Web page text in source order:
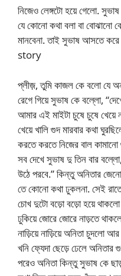
নিজেও লেঙ্গটো হয়ে গেলো.
যে কোনো কথা বলা বা বোঝানো
মানবেনা. তাই সুভাষ আসতে
story
প্লীজ়, তুমি কাজল কে বলো যে
রেগে গিয়ে সুভাষ কে বল্লো,
আমার এই মাইটা চুষে চুষে খেয়ে
খেয়ে খালি গুদ মারবার কথা
করতে করতে নিজের বাল
সব দেখে সুভাষ দু তিন বার
উঠে পরবে.” কিন্তু অনিতার
তে কোনো কথা ঢুকলনা. সেই
চোখ দুটো বড়ো বড়ো হয়ে
ঢুকিয়ে জোরে জোরে নাড়তে
নাড়িয়ে নাড়িয়ে অনিতা চুদলো
খনি ফ্যেদা ছেড়ে ঢেলে অনিতার
পরেও অনিতা কিন্তু সুভাষ কে